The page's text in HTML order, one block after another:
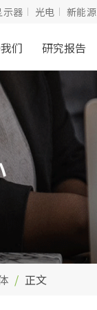
示器 光电 新能源
们 研究报告
正文